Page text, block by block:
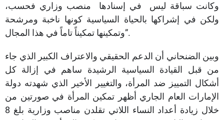
وكانت سباقة ليس في إسنادها منصب وزاري فحسب،
ولكن في إشراكها بالحياة السياسية كونها ناخبة ومرشحة
وتمكينها تمكيناً تاماً في هذا المجال”.
وبين الضنحاني أن الدعم الحقيقي والاعتراف الكبير الذي جاء
من قبل القيادة السياسية الرشيدة ساهم في إزالة كل
أشكال التمييز ضد المرأة، والتغيير الأخير الذي شهدته دولة
الإمارات العام الجاري أظهر تمكين المرأة في صورتين من
خلال زيادة أعداد النساء اللاتي تقلدن مناصب وزارية بلغ 8